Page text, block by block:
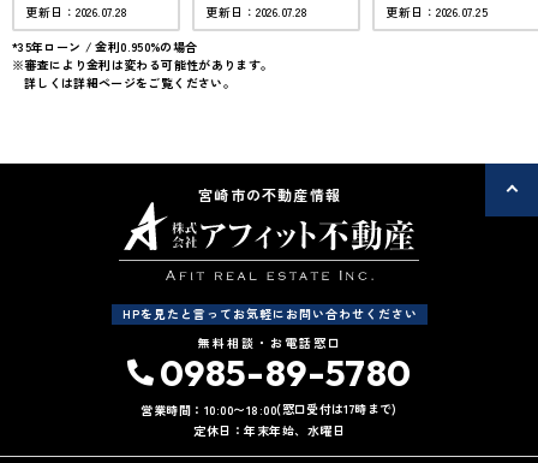
更新日：2026.07.28
接道6ｍ以上
更新日：2026.07.28
更新日：2026.07.25
*35年ローン / 金利0.950%の場合
※審査により金利は変わる可能性があります。
詳しくは詳細ページをご覧ください。
宮崎市の不動産情報
HPを見たと言ってお気軽にお問い合わせください
無料相談・お電話窓口
0985-89-5780
営業時間：10:00〜18:00(窓口受付は17時まで)
定休日：年末年始、水曜日